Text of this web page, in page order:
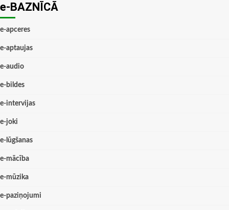
e-BAZNĪCĀ
e-apceres
e-aptaujas
e-audio
e-bildes
e-intervijas
e-joki
e-lūgšanas
e-mācība
e-mūzika
e-paziņojumi